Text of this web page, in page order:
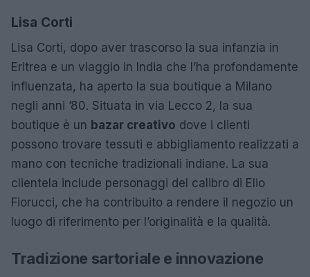
Lisa Corti
Lisa Corti, dopo aver trascorso la sua infanzia in
Eritrea e un viaggio in India che l’ha profondamente
influenzata, ha aperto la sua boutique a Milano
negli anni ’80. Situata in via Lecco 2, la sua
boutique è un bazar creativo dove i clienti
possono trovare tessuti e abbigliamento realizzati a
mano con tecniche tradizionali indiane. La sua
clientela include personaggi del calibro di Elio
Fiorucci, che ha contribuito a rendere il negozio un
luogo di riferimento per l’originalità e la qualità.
Tradizione sartoriale e innovazione